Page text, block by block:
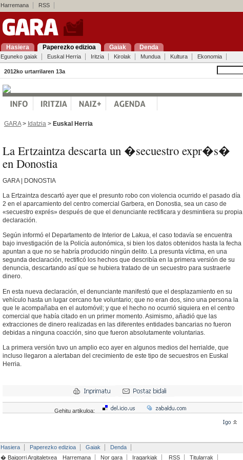
Harremana RSS
Hasiera Paperezko edizioa Gaiak Denda
Eguneko gaiak Euskal Herria Iritzia Kirolak Mundua Kultura Ekonomia
2012ko urtarrilaren 13a
GARA> Idatzia > Euskal Herria
La Ertzaintza descarta un �secuestro expr�s�
en Donostia
GARA | DONOSTIA
La Ertzaintza descartó ayer que el presunto robo con violencia ocurrido el pasado día
2 en el aparcamiento del centro comercial Garbera, en Donostia, sea un caso de
«secuestro exprés» después de que el denunciante rectificara y desmintiera su propia
declaración.
Según informó el Departamento de Interior de Lakua, el caso todavía se encuentra
bajo investigación de la Policía autonómica, si bien los datos obtenidos hasta la fecha
apuntan a que no se habría producido ningún delito. La presunta víctima, en una
segunda declaración, rectificó los hechos que describía en la primera versión de su
denuncia, descartando así que se hubiera tratado de un secuestro para sustraerle
dinero.
En esta nueva declaración, el denunciante manifestó que el desplazamiento en su
vehículo hasta un lugar cercano fue voluntario; que no eran dos, sino una persona la
que le acompañaba en el automóvil; y que el hecho no ocurrió siquiera en el centro
comercial que había citado en un primer momento. Asimismo, añadió que las
extracciones de dinero realizadas en las diferentes entidades bancarias no fueron
debidas a ninguna coacción, sino que fueron absolutamente voluntarias.
La primera versión tuvo un amplio eco ayer en algunos medios del herrialde, que
incluso llegaron a alertaban del crecimiento de este tipo de secuestros en Euskal
Herria.
Gehitu artikuloa:
Hasiera Paperezko edizioa Gaiak
Denda
� Baigorri Argitaletxea
Harremana Nor gara Iragarkiak RSS Titularrak